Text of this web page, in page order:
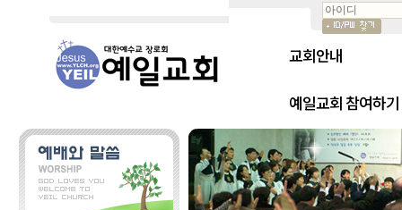
교회안내
예일교회 참여하기